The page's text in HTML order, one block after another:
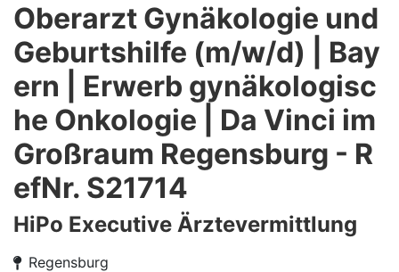
Oberarzt Gynäkologie und
Geburtshilfe (m/w/d) | Bay
ern | Erwerb gynäkologisc
he Onkologie | Da Vinci im
Großraum Regensburg - R
efNr. S21714
HiPo Executive Ärztevermittlung
Regensburg